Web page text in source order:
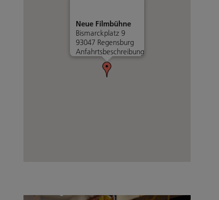
Neue Filmbühne
Bismarckplatz 9
93047 Regensburg
Anfahrtsbeschreibung